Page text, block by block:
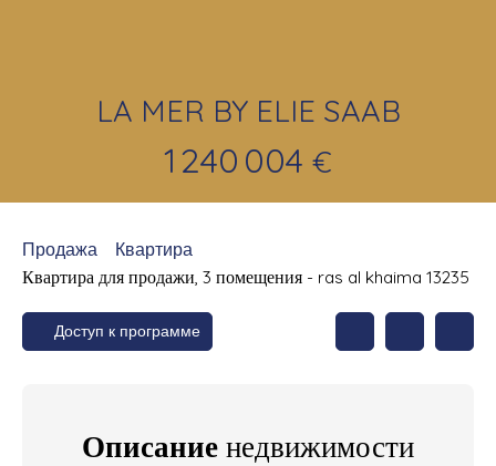
LA MER BY ELIE SAAB
1 240 004 €
Продажа
Квартира
Квартира для продажи, 3 помещения - ras al khaima 13235
Доступ к программе
Описание недвижимости